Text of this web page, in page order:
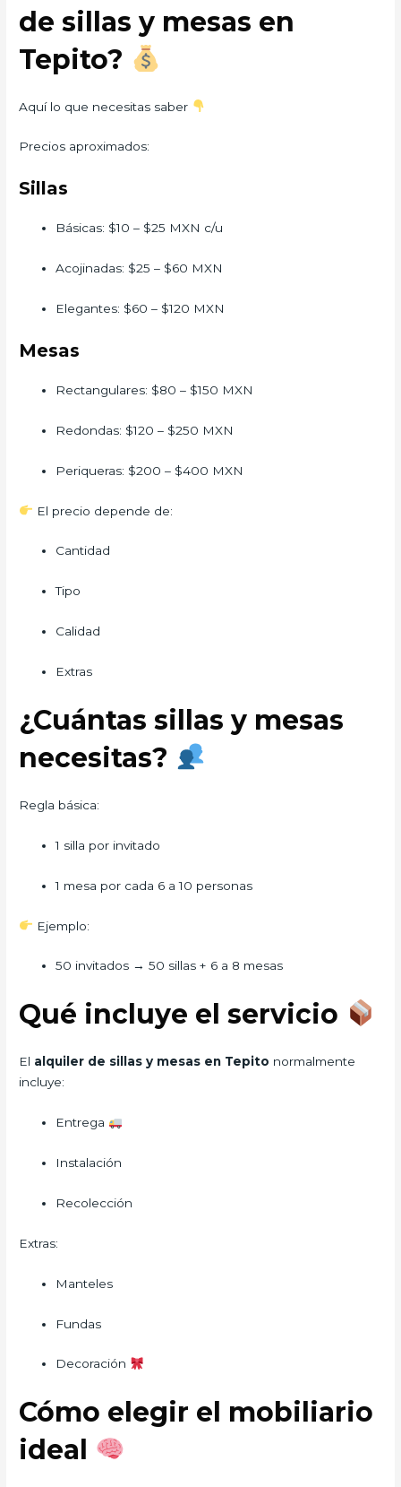
de sillas y mesas en
Tepito?
Aquí lo que necesitas saber
Precios aproximados:
Sillas
Básicas: $10 – $25 MXN c/u
Acojinadas: $25 – $60 MXN
Elegantes: $60 – $120 MXN
Mesas
Rectangulares: $80 – $150 MXN
Redondas: $120 – $250 MXN
Periqueras: $200 – $400 MXN
El precio depende de:
Cantidad
Tipo
Calidad
Extras
¿Cuántas sillas y mesas
necesitas?
Regla básica:
1 silla por invitado
1 mesa por cada 6 a 10 personas
Ejemplo:
50 invitados → 50 sillas + 6 a 8 mesas
Qué incluye el servicio
El alquiler de sillas y mesas en Tepito normalmente
incluye:
Entrega
Instalación
Recolección
Extras:
Manteles
Fundas
Decoración
Cómo elegir el mobiliario
ideal